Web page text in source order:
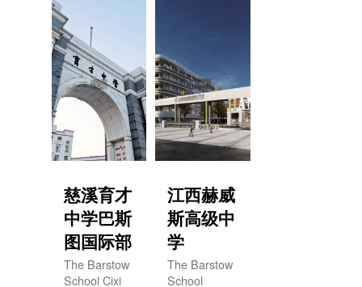
满意的学
校”的宗旨，
坚持“特色引
领，品质支
撑，服务兴
学”努力培养
厚植中华文
化，深蕴创
新精神，具
有中国灵
魂、全球视
野的国际化
人才。
市首所也是
目前唯一一
所由重庆市
教委审批通
过的美式教
育国际学
校。学校于
2015年7月
获重庆市教
育委员会审
批通过，办
学层次为学
前教育和普
前位居四川
省国际部前
列。AP课程
中心引进了
由美国大学
理事会
（The
College
Board）提
供的在高中
授课的大学
慈溪育才
中学巴斯
图国际部
The Barstow
School Cixi
江西赫威
斯高级中
学
The Barstow
School